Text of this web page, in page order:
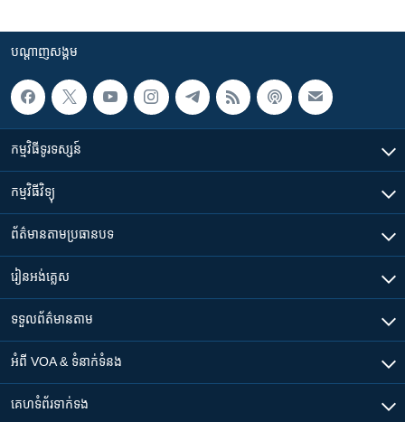
បណ្តាញ​សង្គម
កម្មវិធី​ទូរទស្សន៍
កម្មវិធី​វិទ្យុ
ព័ត៌មាន​តាមប្រធានបទ​
រៀន​​អង់គ្លេស
ទទួល​ព័ត៌មាន​តាម
អំពី​ VOA & ទំនាក់ទំនង
គេហទំព័រ​​ទាក់ទង